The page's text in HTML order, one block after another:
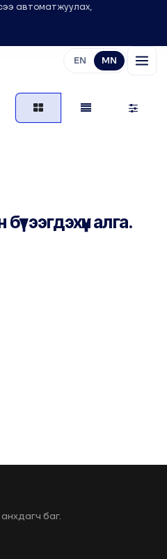
автоматжуулах,
EN MN
алга.
баг.